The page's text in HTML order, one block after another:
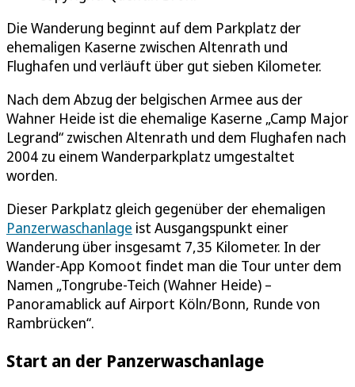
Die Wanderung beginnt auf dem Parkplatz der
ehemaligen Kaserne zwischen Altenrath und
Flughafen und verläuft über gut sieben Kilometer.
Nach dem Abzug der belgischen Armee aus der
Wahner Heide ist die ehemalige Kaserne „Camp Major
Legrand“ zwischen Altenrath und dem Flughafen nach
2004 zu einem Wanderparkplatz umgestaltet
worden.
Dieser Parkplatz gleich gegenüber der ehemaligen
Panzerwaschanlage ist Ausgangspunkt einer
Wanderung über insgesamt 7,35 Kilometer. In der
Wander-App Komoot findet man die Tour unter dem
Namen „Tongrube-Teich (Wahner Heide) –
Panoramablick auf Airport Köln/Bonn, Runde von
Rambrücken“.
Start an der Panzerwaschanlage